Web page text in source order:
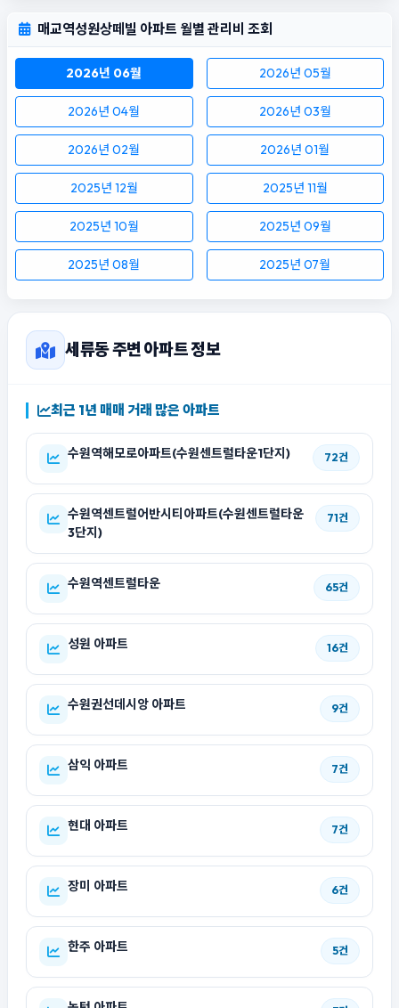
매교역성원상떼빌 아파트 월별 관리비 조회
2026년 06월 2026년 05월
2026년 04월 2026년 03월
2026년 02월 2026년 01월
2025년 12월 2025년 11월
2025년 10월 2025년 09월
2025년 08월 2025년 07월
세류동 주변 아파트 정보
최근 1년 매매 거래 많은 아파트
수원역해모로아파트(수원센트럴타운1단지) 72건
수원역센트럴어반시티아파트(수원센트럴타운
3단지)
71건
수원역센트럴타운 65건
성원 아파트 16건
수원권선데시앙 아파트 9건
삼익 아파트 7건
현대 아파트 7건
장미 아파트 6건
한주 아파트 5건